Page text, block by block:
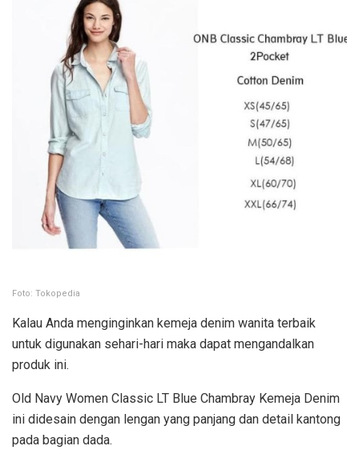
Foto: Tokopedia
Kalau Anda menginginkan kemeja denim wanita terbaik
untuk digunakan sehari-hari maka dapat mengandalkan
produk ini.
Old Navy Women Classic LT Blue Chambray Kemeja Denim
ini didesain dengan lengan yang panjang dan detail kantong
pada bagian dada.